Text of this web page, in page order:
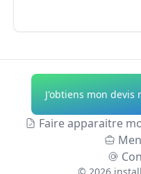
Installation Monte
Installation Monte
Escalier
Boussières
J'obtiens mon
Faire apparaitre